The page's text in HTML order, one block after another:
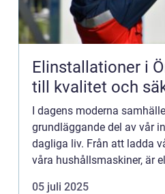
Elinstallationer i
till kvalitet och
I dagens moderna
grundläggande del av vår
dagliga liv. Från att ladda
våra hushållsmaskiner, är
05 juli 2025